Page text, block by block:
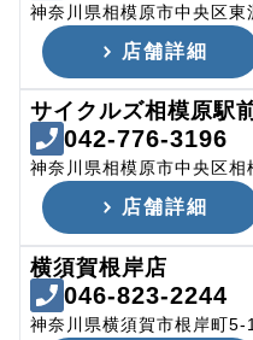
神奈川県相模原市中央区
店舗詳細
サイクルズ相模原駅
042-776-3196
神奈川県相模原市中央区
店舗詳細
横須賀根岸店
046-823-2244
神奈川県横須賀市根岸町